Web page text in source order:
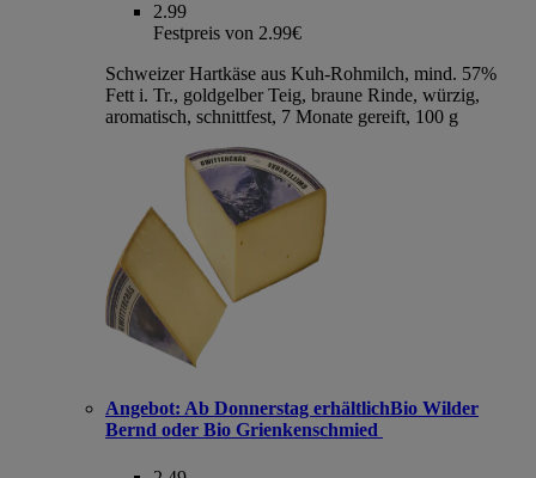
2.99
Festpreis von 2.99€
Schweizer Hartkäse aus Kuh-Rohmilch, mind. 57%
Fett i. Tr., goldgelber Teig, braune Rinde, würzig,
aromatisch, schnittfest, 7 Monate gereift, 100 g
Angebot: Ab Donnerstag erhältlichBio Wilder
Bernd oder Bio Grienkenschmied